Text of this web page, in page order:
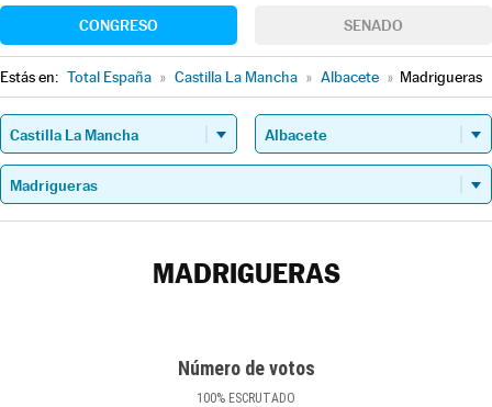
CONGRESO SENADO
Estás en: Total España » Castilla La Mancha » Albacete » Madrigueras
MADRIGUERAS
Número de votos
100% ESCRUTADO